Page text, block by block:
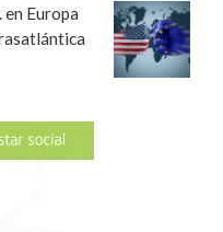
en Europa